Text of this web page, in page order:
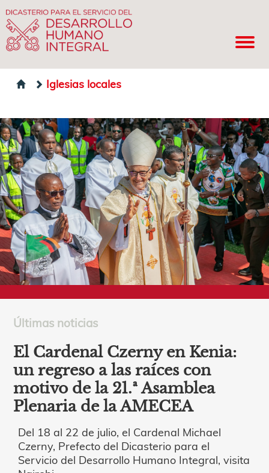
Iglesias locales
Últimas noticias
El Cardenal Czerny en Kenia:
un regreso a las raíces con
motivo de la 21.ª Asamblea
Plenaria de la AMECEA
Del 18 al 22 de julio, el Cardenal Michael
Czerny, Prefecto del Dicasterio para el
Servicio del Desarrollo Humano Integral, visita